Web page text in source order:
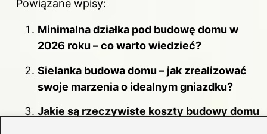
Powiązane wpisy:
Minimalna działka pod budowę domu w
2026 roku – co warto wiedzieć?
Sielanka budowa domu – jak zrealizować
swoje marzenia o idealnym gniazdku?
Jakie są rzeczywiste koszty budowy domu